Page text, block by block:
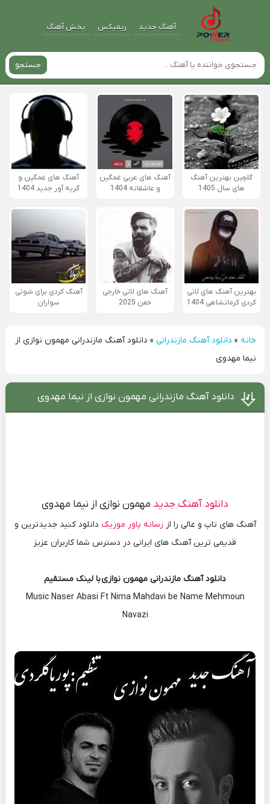
آهنگ جدید ریمیکس پخش آهنگ
جستجو
گلچین بهترین آهنگ
های سال 1405
آهنگ های عربی غمگین
و عاشقانه 1404
آهنگ های غمگین و
گریه آور جدید 1404
بهترین آهنگ های لاتی
کردی کرمانشاهی 1404
آهنگ های لاتی خارجی
خفن 2025
آهنگ کردی برای شوتی
سواران
خانه» دانلود آهنگ مازندرانی» دانلود آهنگ مازندرانی مهمون نوازی از
نیما مهدوی
دانلود آهنگ مازندرانی مهمون نوازی از نیما مهدوی
دانلود آهنگ جدید مهمون نوازی از نیما مهدوی
آهنگ های تاپ و عالی را از رسانه پاور موزیک دانلود کنید جدیدترین و
قدیمی ترین آهنگ های ایرانی در دسترس شما کاربران عزیز
دانلود آهنگ مازندرانی مهمون نوازی با لینک مستقیم
Music Naser Abasi Ft Nima Mahdavi be Name Mehmoun
Navazi